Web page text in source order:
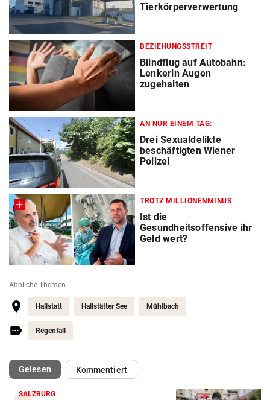
Tierkörperverwertung
BEZIEHUNGSSTREIT
Blindflug auf Autobahn:
Lenkerin Augen
zugehalten
AN NUR EINEM TAG:
Drei Sexualdelikte
beschäftigten Wiener
Polizei
TROTZ MILLIONENMINUS
Ist die
Gesundheitsoffensive ihr
Geld wert?
Ähnliche Themen
Hallstatt Hallstätter See Mühlbach
Regenfall
Gelesen(ausgewählt)Kommentiert
SALZBURG